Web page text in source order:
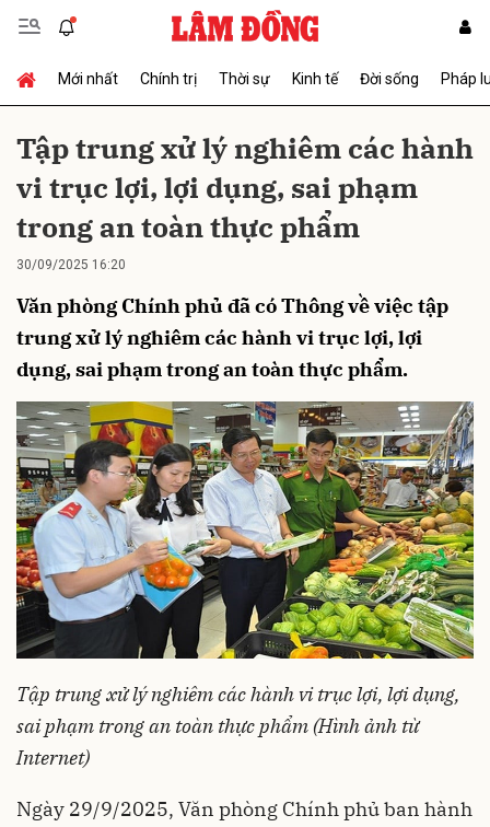
Mới nhất Chính trị Thời sự Kinh tế Đời sống Pháp
Tập trung xử lý nghiêm các hành
vi trục lợi, lợi dụng, sai phạm
trong an toàn thực phẩm
30/09/2025 16:20
Văn phòng Chính phủ đã có Thông về việc tập
trung xử lý nghiêm các hành vi trục lợi, lợi
dụng, sai phạm trong an toàn thực phẩm.
Tập trung xử lý nghiêm các hành vi trục lợi, lợi dụng,
sai phạm trong an toàn thực phẩm (Hình ảnh từ
Internet)
Ngày 29/9/2025, Văn phòng Chính phủ ban hành
Gửi bình luận
Hủy